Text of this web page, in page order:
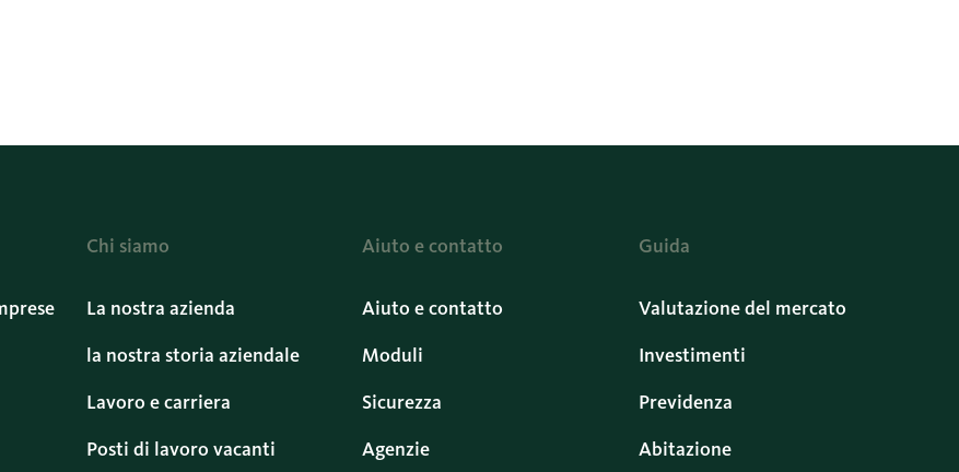
Chi siamo
La nostra azienda
la nostra storia aziendale
Lavoro e carriera
Posti di lavoro vacanti
Aiuto e contatto
Aiuto e contatto
Moduli
Sicurezza
Agenzie
Guida
Valutazione del mercato
Investimenti
Previdenza
Abitazione